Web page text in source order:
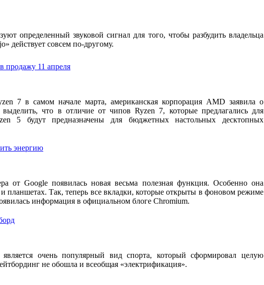
определенный звуковой сигнал для того, чтобы разбудить владельца
действует совсем по-другому.
продажу 11 апреля
7 в самом начале марта, американская корпорация AMD заявила о
что в отличие от чипов Ryzen 7, которые предлагались для
5 будут предназначены для бюджетных настольных десктопных
энергию
от Google появилась новая весьма полезная функция. Особенно она
и планшетах. Так, теперь все вкладки, которые открыты в фоновом режиме
информация в официальном блоге Chromium.
очень популярный вид спорта, который сформировал целую
не обошла и всеобщая «электрификация».